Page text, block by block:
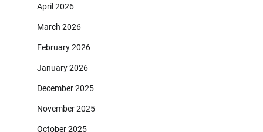
April 2026
March 2026
February 2026
January 2026
December 2025
November 2025
October 2025